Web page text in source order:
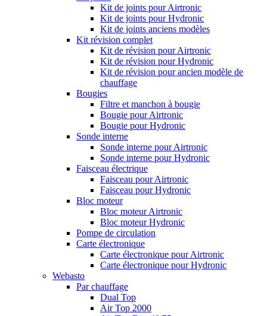
Kit de joints pour Airtronic
Kit de joints pour Hydronic
Kit de joints anciens modèles
Kit révision complet
Kit de révision pour Airtronic
Kit de révision pour Hydronic
Kit de révision pour ancien modèle de
chauffage
Bougies
Filtre et manchon à bougie
Bougie pour Airtronic
Bougie pour Hydronic
Sonde interne
Sonde interne pour Airtronic
Sonde interne pour Hydronic
Faisceau électrique
Faisceau pour Airtronic
Faisceau pour Hydronic
Bloc moteur
Bloc moteur Airtronic
Bloc moteur Hydronic
Pompe de circulation
Carte électronique
Carte électronique pour Airtronic
Carte électronique pour Hydronic
Webasto
Par chauffage
Dual Top
Air Top 2000